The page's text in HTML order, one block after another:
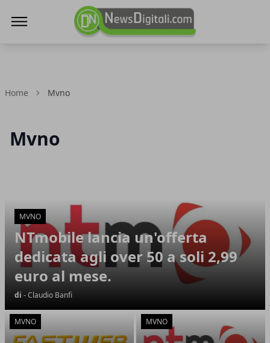
Home Mvno
Mvno
MVNO
NTmobile lancia un'offerta
dedicata agli over 50 a soli 2,99
euro al mese.
di - Claudio Banfi
MVNO MVNO